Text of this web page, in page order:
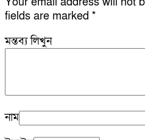
fields are marked *
মন্তব্য লিখুন
নাম